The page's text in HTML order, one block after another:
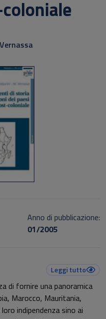
Anno di pubblicazione:
01/2005
Leggi tutto
di fornire una panoramica
Marocco, Mauritania,
indipendenza sino ai